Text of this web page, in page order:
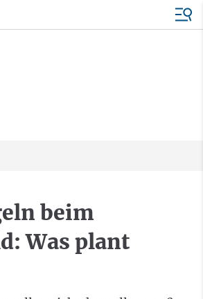
beim
Was plant